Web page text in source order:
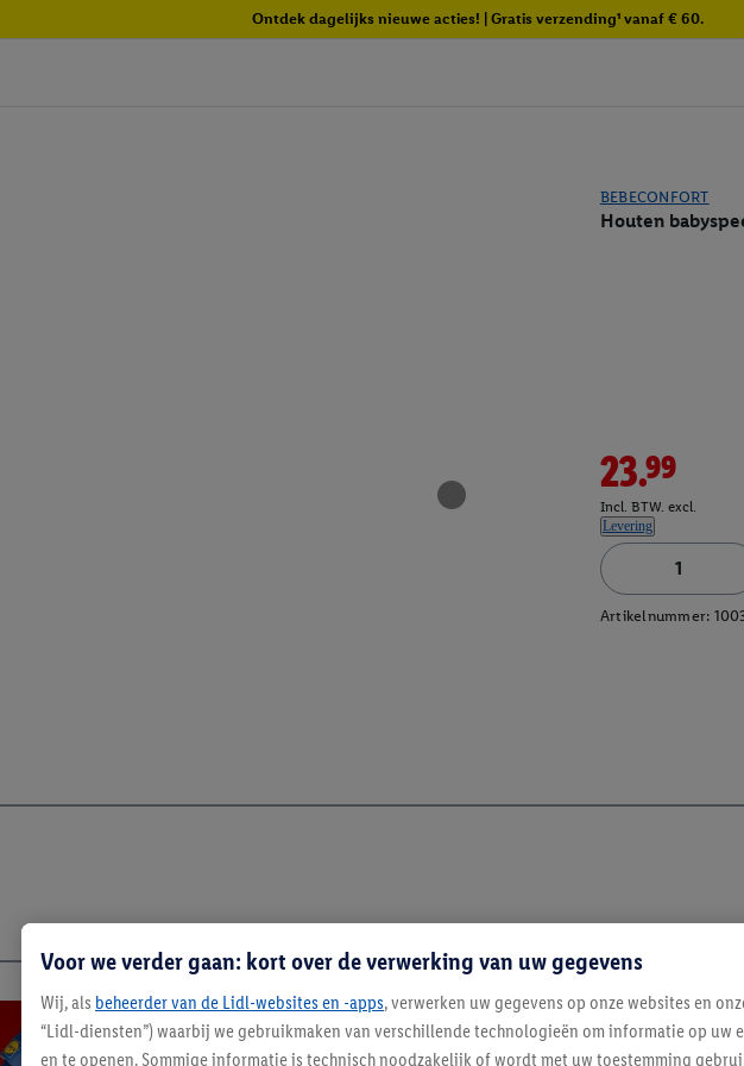
Ontdek dagelijks nieuwe acties! | Gratis verzending¹ vanaf € 60.
BEBECONFORT
Houten
23.99
Incl. BTW. excl.
Levering
Artikelnummer:
Voor we verder gaan: kort over de verwerking van uw gegevens
Wij, als beheerder van de Lidl-websites en -apps, verwerken uw gegevens op onze websites en
“Lidl-diensten”) waarbij we gebruikmaken van verschillende technologieën om informatie op uw
en te openen. Sommige informatie is technisch noodzakelijk of wordt met uw toestemming